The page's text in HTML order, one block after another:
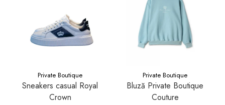
Private Boutique
Sneakers casual Royal
Crown
Private Boutique
Bluză Private Boutique
Couture